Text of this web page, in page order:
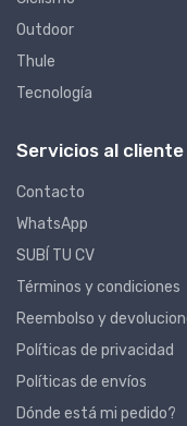
Outdoor
Thule
Tecnología
Servicios al cliente
Contacto
WhatsApp
SUBÍ TU CV
Términos y condiciones
Reembolso y
Políticas de privacidad
Políticas de envíos
Dónde está mi pedido?